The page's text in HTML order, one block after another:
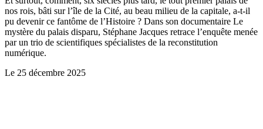
nos rois, bâti sur l’île de la Cité, au beau milieu de la capitale, a-t-il
pu devenir ce fantôme de l’Histoire ? Dans son documentaire Le
mystère du palais disparu, Stéphane Jacques retrace l’enquête menée
par un trio de scientifiques spécialistes de la reconstitution
numérique.
Le 25 décembre 2025